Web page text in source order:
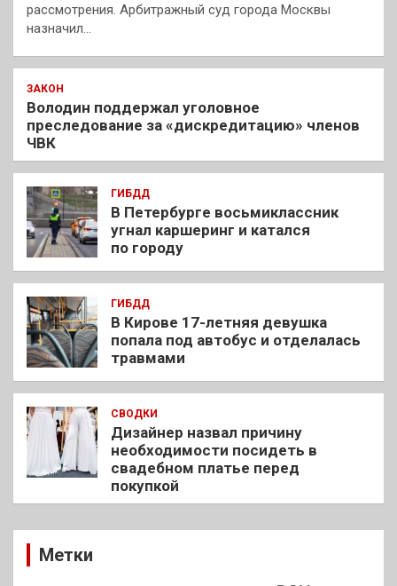
рассмотрения. Арбитражный суд города Москвы
назначил…
ЗАКОН
Володин поддержал уголовное
преследование за «дискредитацию» членов
ЧВК
ГИБДД
В Петербурге восьмиклассник
угнал каршеринг и катался
по городу
ГИБДД
В Кирове 17-летняя девушка
попала под автобус и отделалась
травмами
СВОДКИ
Дизайнер назвал причину
необходимости посидеть в
свадебном платье перед
покупкой
Метки